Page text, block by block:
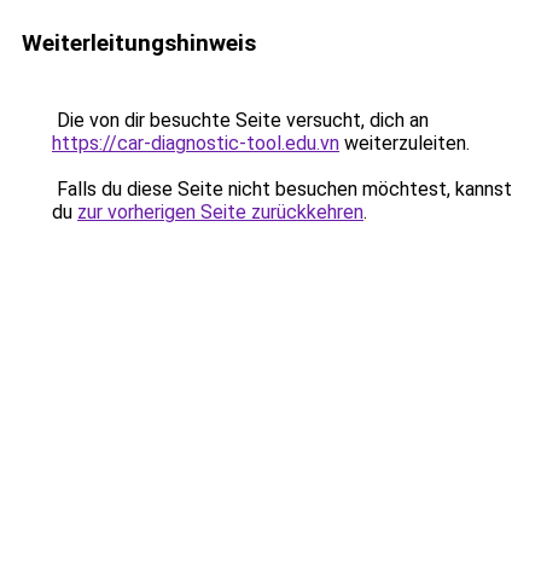
Weiterleitungshinweis
Die von dir besuchte Seite versucht, dich an
https://car-diagnostic-tool.edu.vn weiterzuleiten.
Falls du diese Seite nicht besuchen möchtest, kannst
du zur vorherigen Seite zurückkehren.